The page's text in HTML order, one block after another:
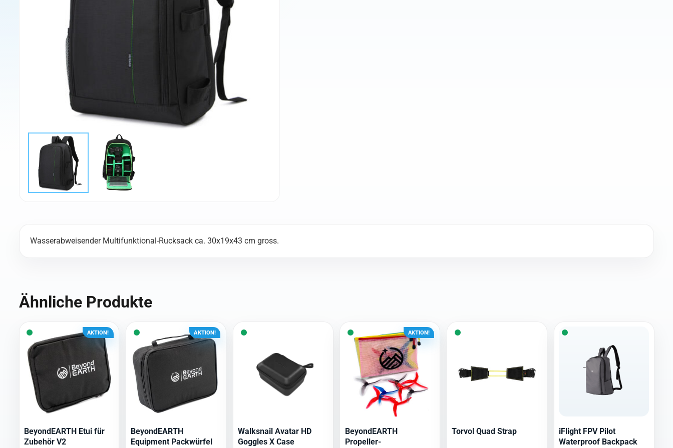
Wasserabweisender Multifunktional-Rucksack ca. 30x19x43 cm gross.
Ähnliche Produkte
AKTION!
BeyondEARTH Etui für
Zubehör V2
AKTION!
BeyondEARTH
Equipment Packwürfel
Walksnail Avatar HD
Goggles X Case
AKTION!
BeyondEARTH
Propeller-
Torvol Quad Strap
iFlight FPV Pilot
Waterproof Backpack